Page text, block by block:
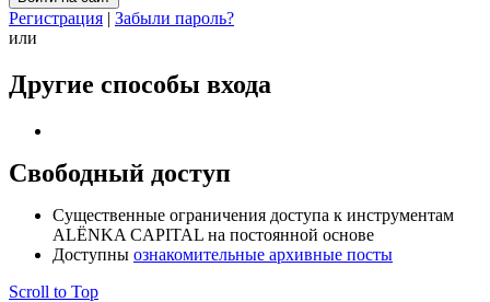
Регистрация | Забыли пароль?
или
Другие способы входа
Свободный доступ
Cущественные ограничения доступа к инструментам
ALЁNKA CAPITAL на постоянной основе
Доступны ознакомительные архивные посты
Scroll to Top